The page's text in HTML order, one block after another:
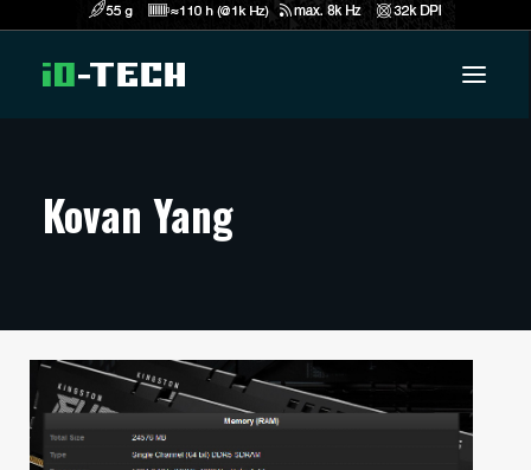
ARTIKKELIT
TECHBBS
TIETOA
HINTA.FI
Kovan Yang